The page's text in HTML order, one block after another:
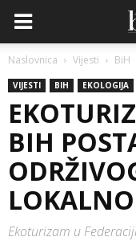
Naslovnica Vijesti BiH
VIJESTI BIH EKOLOGIJA
BIH
Ekoturizam u